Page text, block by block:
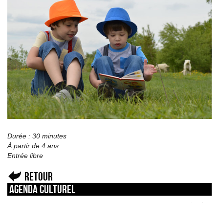
Durée : 30 minutes
À partir de 4 ans
Entrée libre
Retour
Agenda culturel